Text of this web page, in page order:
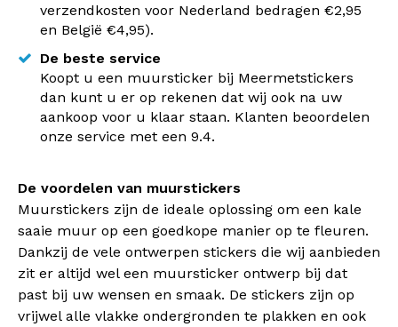
verzendkosten voor Nederland bedragen €2,95
en België €4,95).
De beste service
Koopt u een muursticker bij Meermetstickers
dan kunt u er op rekenen dat wij ook na uw
aankoop voor u klaar staan. Klanten beoordelen
onze service met een 9.4.
De voordelen van muurstickers
Muurstickers zijn de ideale oplossing om een kale
saaie muur op een goedkope manier op te fleuren.
Dankzij de vele ontwerpen stickers die wij aanbieden
zit er altijd wel een muursticker ontwerp bij dat
past bij uw wensen en smaak. De stickers zijn op
vrijwel alle vlakke ondergronden te plakken en ook